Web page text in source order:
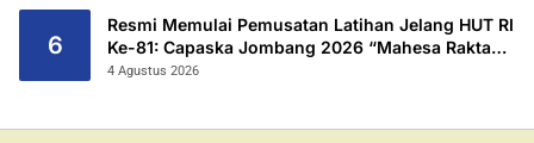
6
Resmi Memulai Pemusatan Latihan Jelang HUT RI
Ke-81: Capaska Jombang 2026 “Mahesa Rakta
Garuda Yudha”.
4 Agustus 2026